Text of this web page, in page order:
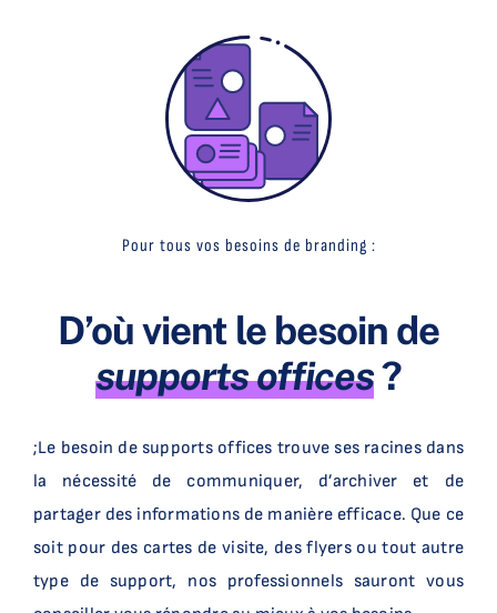
Pour tous vos besoins de branding :
D’où vient le besoin de
supports offices?
;Le besoin de supports offices trouve ses racines dans
la nécessité de communiquer, d’archiver et de
partager des informations de manière efficace. Que ce
soit pour des cartes de visite, des flyers ou tout autre
type de support, nos professionnels sauront vous